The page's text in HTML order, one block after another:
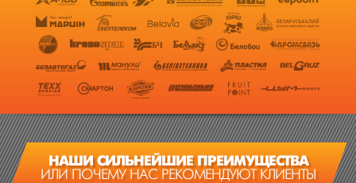
НАШИ СИЛЬНЕЙШИЕ ПРЕИМУЩЕСТВА
ИЛИ ПОЧЕМУ НАС РЕКОМЕНДУЮТ КЛИЕНТЫ